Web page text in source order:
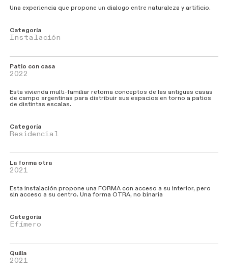
Una experiencia que propone un dialogo entre naturaleza y artificio.
Categoría
Instalación
Patio con casa
2022
Esta vivienda multi-familiar retoma conceptos de las antiguas casas
de campo argentinas para distribuir sus espacios en torno a patios
de distintas escalas.
Categoría
Residencial
La forma otra
2021
Esta instalación propone una FORMA con acceso a su interior, pero
sin acceso a su centro. Una forma OTRA, no binaria
Categoría
Efímero
Quilla
2021